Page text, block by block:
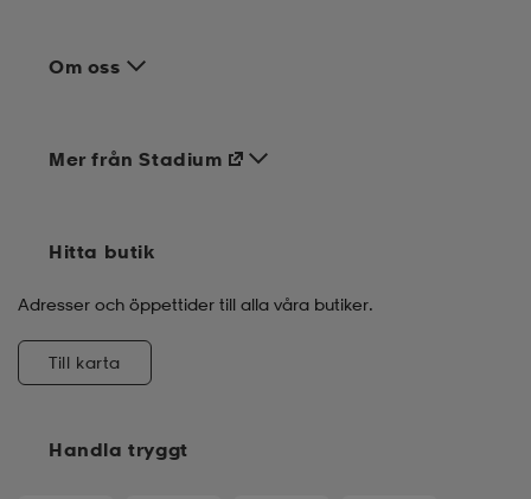
Om oss
Handla tryggt
Mer från Stadium
Hitta butik
Adresser och öppettider till alla våra butiker.
Till karta